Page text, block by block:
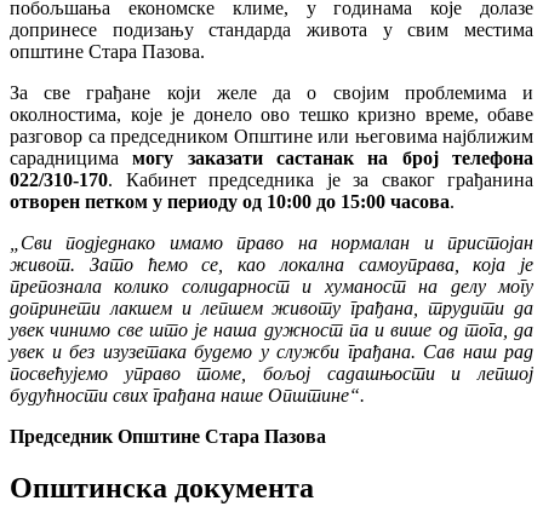
побољшања економске климе, у годинама које долазе
допринесе подизању стандарда живота у свим местима
општине Стара Пазова.
За све грађане који желе да о својим проблемима и
околностима, које је донело ово тешко кризно време, обаве
разговор са председником Општине или његовима најближим
сарадницимамогу заказати састанак на број телефона
022/310-170. Кабинет председника је за сваког грађанина
отворен петком у периоду од 10:00 до 15:00 часова.
„Сви подједнако имамо право на нормалан и пристојан
живот. Зато ћемо се, као локална самоуправа, која је
препознала колико солидарност и хуманост на делу могу
допринети лакшем и лепшем животу грађана, трудити да
увек чинимо све што је наша дужност па и више од тога, да
увек и без изузетака будемо у служби грађана. Сав наш рад
посвећујемо управо томе, бољој садашњости и лепшој
будућности свих грађана наше Општине“.
Председник Општине Стара Пазова
Општинска документа